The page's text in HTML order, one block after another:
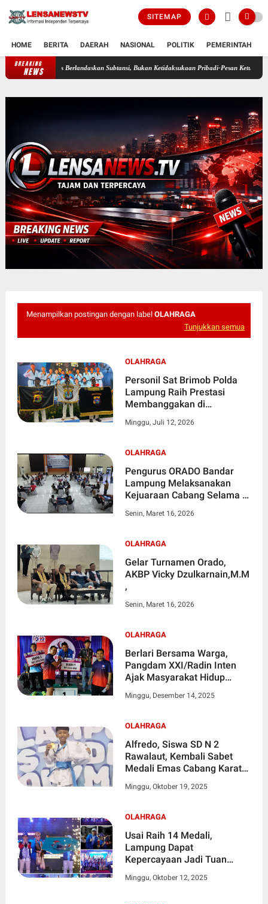
SITEMAP
HOME BERITA DAERAH NASIONAL POLITIK PEMERINTAH
BREAKING
NEWS
Berlandaskan Subtansi, Bukan Ketidaksukaan Pribadi-Pesan Ketua Katar Lamsel
Menampilkan postingan dengan label OLAHRAGA
Tunjukkan semua
OLAHRAGA
Personil Sat Brimob Polda
Lampung Raih Prestasi
Membanggakan di
Tahun 2026
Minggu, Juli 12, 2026
OLAHRAGA
Pengurus ORADO Bandar
Lampung Melaksanakan
Kejuaraan Cabang Selama 2
Senin, Maret 16, 2026
OLAHRAGA
Gelar Turnamen Orado,
AKBP Vicky Dzulkarnain,M.M
,
Senin, Maret 16, 2026
OLAHRAGA
Berlari Bersama Warga,
Pangdam XXI/Radin Inten
Ajak Masyarakat Hidup
Minggu, Desember 14, 2025
OLAHRAGA
Alfredo, Siswa SD N 2
Rawalaut, Kembali Sabet
Medali Emas Cabang Karate
Olympic 2025
Minggu, Oktober 19, 2025
OLAHRAGA
Usai Raih 14 Medali,
Lampung Dapat
Kepercayaan Jadi Tuan
Tahun 2027
Minggu, Oktober 12, 2025